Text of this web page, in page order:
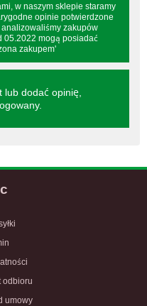
w naszym sklepie staramy
opinie potwierdzone
zakupów
05.2022 mogą posiadać
zakupem'
dodać opinię,
.
odbioru
umowy